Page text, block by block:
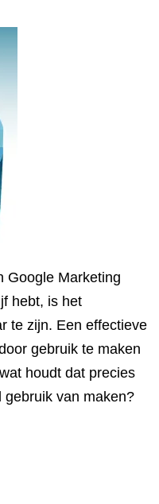
Google Marketing
hebt, is het
te zijn. Een effectieve
gebruik te maken
houdt dat precies
gebruik van maken?